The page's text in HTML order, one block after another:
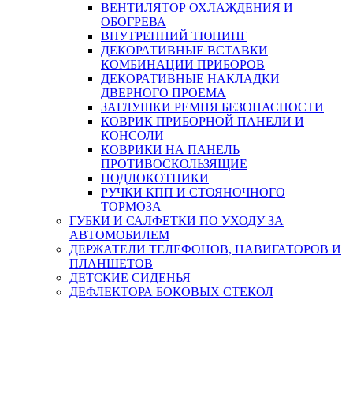
ВЕНТИЛЯТОР ОХЛАЖДЕНИЯ И
ОБОГРЕВА
ВНУТРЕННИЙ ТЮНИНГ
ДЕКОРАТИВНЫЕ ВСТАВКИ
КОМБИНАЦИИ ПРИБОРОВ
ДЕКОРАТИВНЫЕ НАКЛАДКИ
ДВЕРНОГО ПРОЕМА
ЗАГЛУШКИ РЕМНЯ БЕЗОПАСНОСТИ
КОВРИК ПРИБОРНОЙ ПАНЕЛИ И
КОНСОЛИ
КОВРИКИ НА ПАНЕЛЬ
ПРОТИВОСКОЛЬЗЯЩИЕ
ПОДЛОКОТНИКИ
РУЧКИ КПП И СТОЯНОЧНОГО
ТОРМОЗА
ГУБКИ И САЛФЕТКИ ПО УХОДУ ЗА
АВТОМОБИЛЕМ
ДЕРЖАТЕЛИ ТЕЛЕФОНОВ, НАВИГАТОРОВ И
ПЛАНШЕТОВ
ДЕТСКИЕ СИДЕНЬЯ
ДЕФЛЕКТОРА БОКОВЫХ СТЕКОЛ